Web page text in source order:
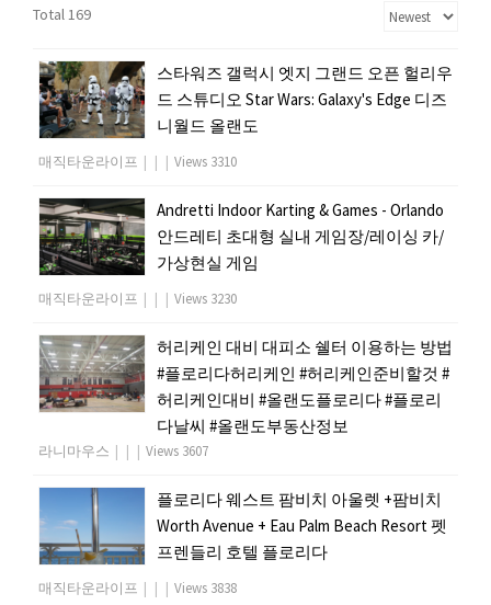
Total 169
스타워즈 갤럭시 엣지 그랜드 오픈 헐리우
드 스튜디오 Star Wars: Galaxy's Edge 디즈
니월드 올랜도
매직타운라이프 | | | Views 3310
Andretti Indoor Karting & Games - Orlando
안드레티 초대형 실내 게임장/레이싱 카/
가상현실 게임
매직타운라이프 | | | Views 3230
허리케인 대비 대피소 쉘터 이용하는 방법
#플로리다허리케인 #허리케인준비할것 #
허리케인대비 #올랜도플로리다 #플로리
다날씨 #올랜도부동산정보
라니마우스 | | | Views 3607
플로리다 웨스트 팜비치 아울렛 +팜비치
Worth Avenue + Eau Palm Beach Resort 펫
프렌들리 호텔 플로리다
매직타운라이프 | | | Views 3838